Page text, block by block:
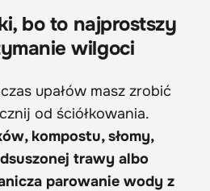
bo to najprostszy
wilgoci
upałów masz zrobić
od ściółkowania.
kompostu, słomy,
trawy albo
parowanie wody z